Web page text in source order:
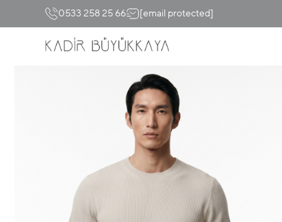
0533 258 25 66 [email protected]